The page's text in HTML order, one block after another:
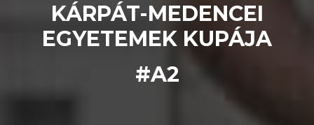
KÁRPÁT-MEDENCEI
EGYETEMEK KUPÁJA
#A2